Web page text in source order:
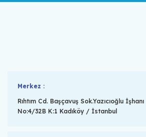
Merkez :
Rıhtım Cd. Başçavuş Sok.Yazıcıoğlu İşhanı
No:4/32B K:1 Kadıköy / İstanbul